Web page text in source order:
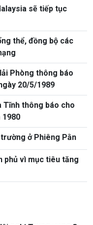
sẽ tiếp tục
thể, đồng bộ các
Phòng thông báo
20/5/1989
Tĩnh thông báo cho
1980
ở Phiêng Pằn
phủ vì mục tiêu tăng